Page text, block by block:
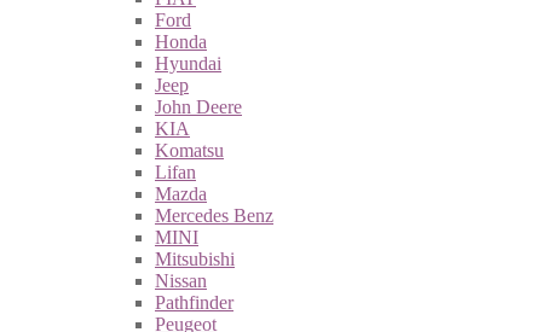
Ford
Honda
Hyundai
Jeep
John Deere
KIA
Komatsu
Lifan
Mazda
Mercedes Benz
MINI
Mitsubishi
Nissan
Pathfinder
Peugeot